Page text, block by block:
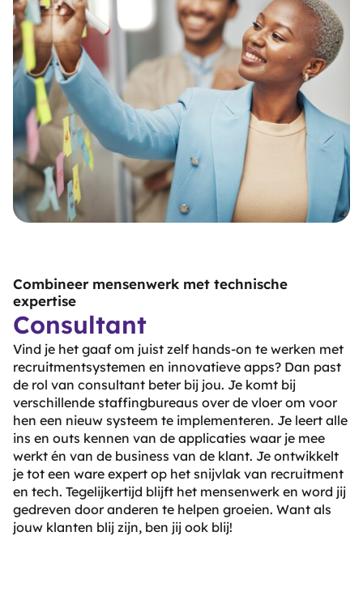
Combineer mensenwerk met technische
expertise
Consultant
Vind je het gaaf om juist zelf hands-on te werken met
recruitmentsystemen en innovatieve apps? Dan past
de rol van consultant beter bij jou. Je komt bij
verschillende staffingbureaus over de vloer om voor
hen een nieuw systeem te implementeren. Je leert alle
ins en outs kennen van de applicaties waar je mee
werkt én van de business van de klant. Je ontwikkelt
je tot een ware expert op het snijvlak van recruitment
en tech. Tegelijkertijd blijft het mensenwerk en word jij
gedreven door anderen te helpen groeien. Want als
jouw klanten blij zijn, ben jij ook blij!